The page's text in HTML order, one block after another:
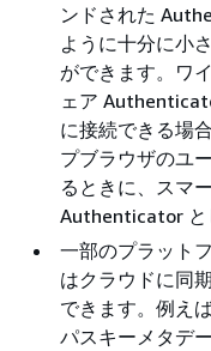
ンドされた
ように十分に小
ができます。ワ
ェア
に接続できる場
プブラウザのユ
るときに、スマ
Authenticator と
一部のプラット
はクラウドに同
できます。例え
パスキーメタデ